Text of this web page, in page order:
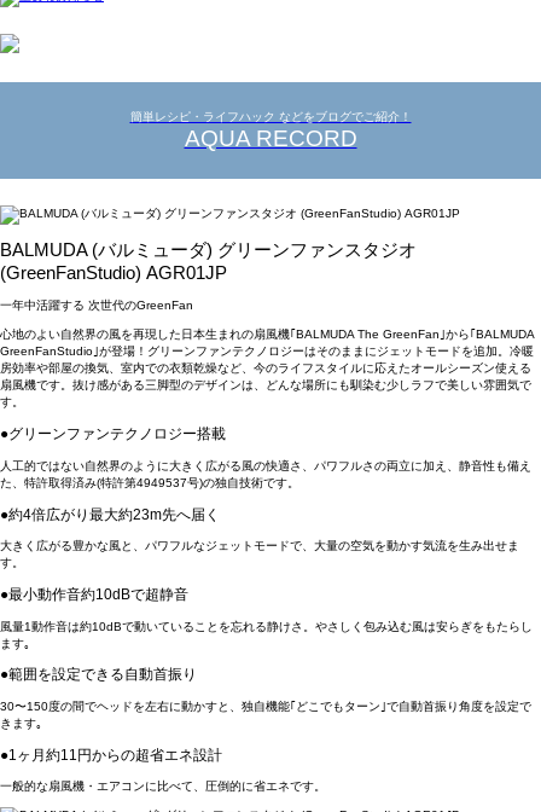
簡単レシピ・ライフハック などをブログでご紹介！
AQUA RECORD
BALMUDA (バルミューダ) グリーンファンスタジオ
(GreenFanStudio) AGR01JP
一年中活躍する 次世代のGreenFan
心地のよい自然界の風を再現した日本生まれの扇風機｢BALMUDA The GreenFan｣から｢BALMUDA
GreenFanStudio｣が登場！グリーンファンテクノロジーはそのままにジェットモードを追加。冷暖
房効率や部屋の換気、室内での衣類乾燥など、今のライフスタイルに応えたオールシーズン使える
扇風機です。抜け感がある三脚型のデザインは、どんな場所にも馴染む少しラフで美しい雰囲気で
す。
●グリーンファンテクノロジー搭載
人工的ではない自然界のように大きく広がる風の快適さ、パワフルさの両立に加え、静音性も備え
た、特許取得済み(特許第4949537号)の独自技術です。
●約4倍広がり最大約23m先へ届く
大きく広がる豊かな風と、パワフルなジェットモードで、大量の空気を動かす気流を生み出せま
す。
●最小動作音約10dBで超静音
風量1動作音は約10dBで動いていることを忘れる静けさ。やさしく包み込む風は安らぎをもたらし
ます｡
●範囲を設定できる自動首振り
30〜150度の間でヘッドを左右に動かすと、独自機能｢どこでもターン｣で自動首振り角度を設定で
きます｡
●1ヶ月約11円からの超省エネ設計
一般的な扇風機・エアコンに比べて、圧倒的に省エネです。